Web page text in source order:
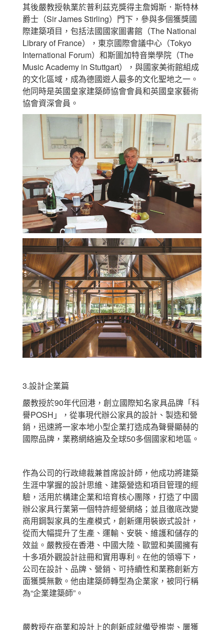
其後嚴教授執業於普利茲克獎得主詹姆斯．斯特林
爵士（Sir James Stirling）門下，參與多個獲獎國
際建築項目，包括法國國家圖書館（The National
Library of France），東京國際會議中心（Tokyo
International Forum）和斯圖加特音樂學院（The
Music Academy in Stuttgart），與國家美術館組成
的文化區域，成為德國遊人最多的文化聖地之一。
他同時是英國皇家建築師協會會員和英國皇家藝術
協會資深會員。
3.設計企業篇
嚴教授於90年代回港，創立國際知名家具品牌「科
譽POSH」，從事現代辦公家具的設計、製造和營
銷，迅速將一家本地小型企業打造成為聲譽顯赫的
國際品牌，業務網絡遍及全球50多個國家和地區。
作為公司的行政總裁兼首席設計師，他成功將建築
生涯中掌握的設計思維、建築營造和項目管理的經
驗，活用於構建企業和培育核心團隊，打造了中國
辦公家具行業第一個特許經營網絡；並且徹底改變
商用鋼製家具的生產模式，創新運用裝嵌式設計，
從而大幅提升了生產、運輸、安裝、維護和儲存的
效益。嚴教授在香港、中國大陸、歐盟和美國擁有
十多項外觀設計註冊和實用專利。在他的領導下，
公司在設計、品牌、營銷、可持續性和業務創新方
面獲獎無數。他由建築師轉型為企業家，被同行稱
為“企業建築師”。
嚴教授在商業和設計上的創新成就備受推崇、屢獲